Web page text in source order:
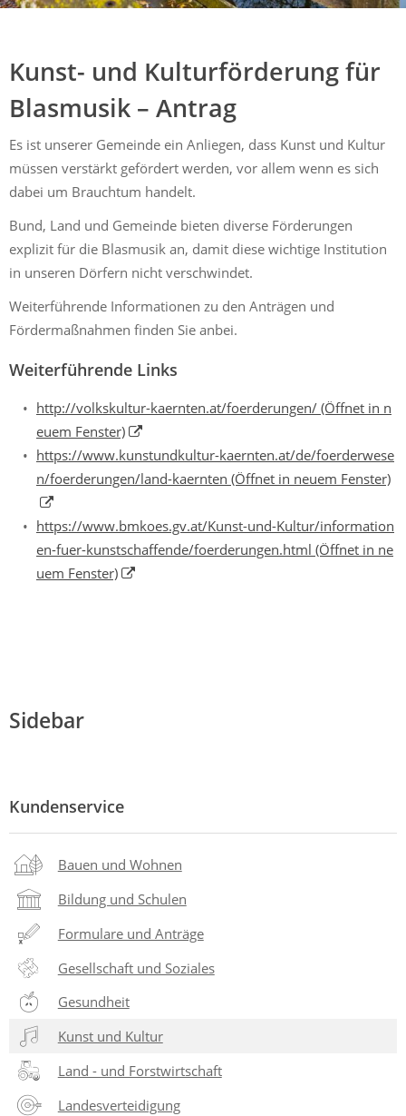
Kunst- und Kulturförderung für
Blasmusik – Antrag
Es ist unserer Gemeinde ein Anliegen, dass Kunst und Kultur
müssen verstärkt gefördert werden, vor allem wenn es sich
dabei um Brauchtum handelt.
Bund, Land und Gemeinde bieten diverse Förderungen
explizit für die Blasmusik an, damit diese wichtige Institution
in unseren Dörfern nicht verschwindet.
Weiterführende Informationen zu den Anträgen und
Fördermaßnahmen finden Sie anbei.
Weiterführende Links
http://volkskultur-kaernten.at/foerderungen/ (Öffnet in n
euem Fenster)
https://www.kunstundkultur-kaernten.at/de/foerderwese
n/foerderungen/land-kaernten (Öffnet in neuem Fenster)
https://www.bmkoes.gv.at/Kunst-und-Kultur/information
en-fuer-kunstschaffende/foerderungen.html (Öffnet in ne
uem Fenster)
Sidebar
Kundenservice
Bauen und Wohnen
Bildung und Schulen
Formulare und Anträge
Gesellschaft und Soziales
Gesundheit
Kunst und Kultur
Land - und Forstwirtschaft
Landesverteidigung